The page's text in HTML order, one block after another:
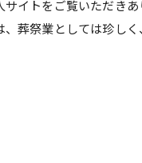
サイトをご覧いただき
、葬祭業としては珍し